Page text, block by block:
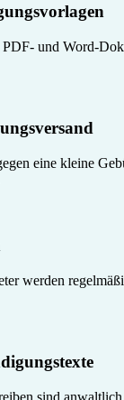
und Word-
eine kleine
werden
sind